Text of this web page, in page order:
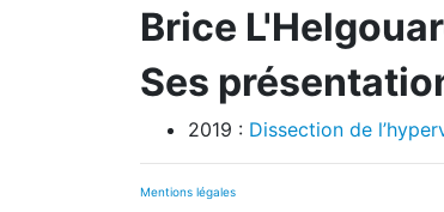
Brice
Ses
2019 : Dissection de
Mentions légales